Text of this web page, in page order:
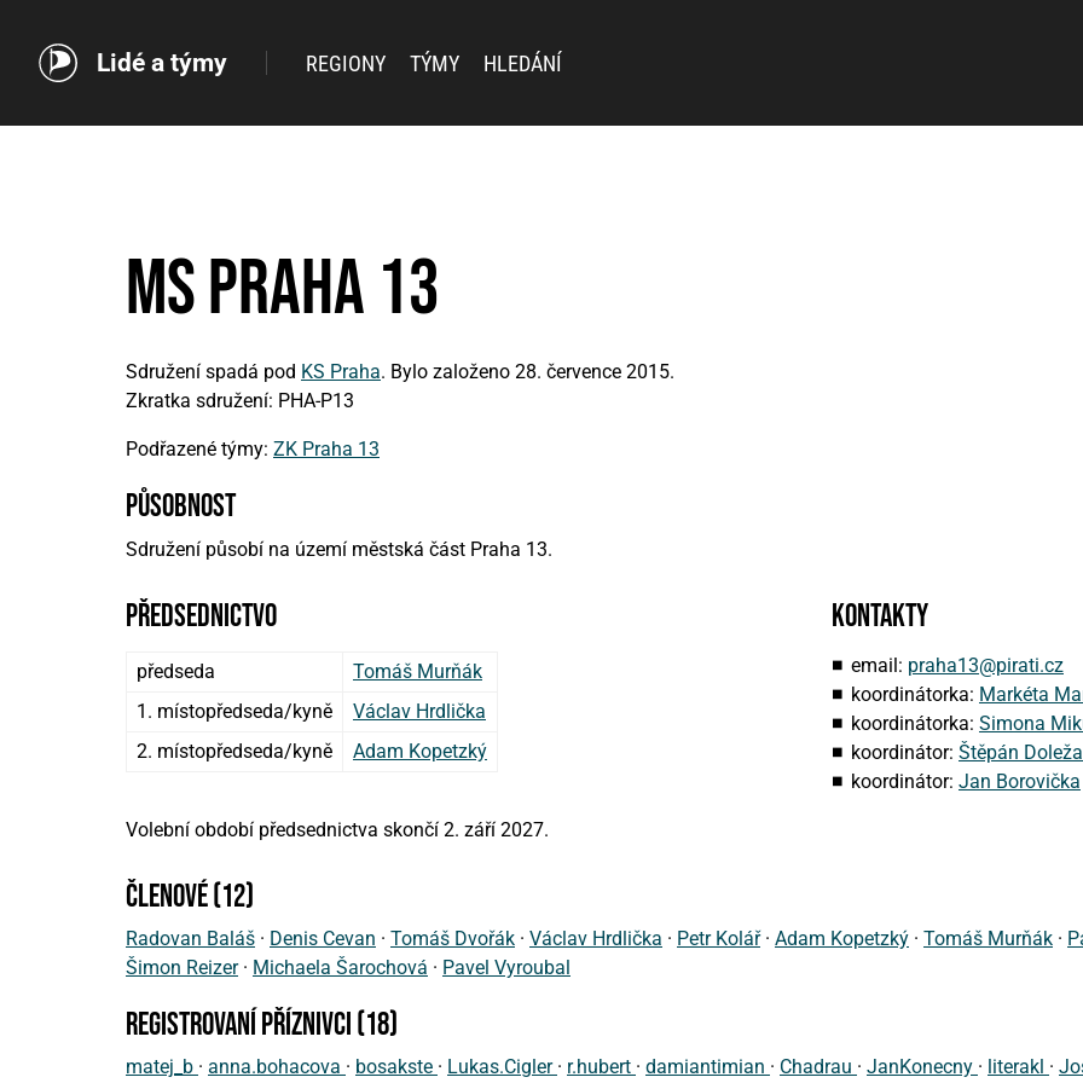
Lidé a týmy REGIONY TÝMY HLEDÁNÍ
MS Praha 13
Sdružení spadá pod KS Praha. Bylo založeno 28. července 2015.
Zkratka sdružení: PHA-P13
Podřazené týmy: ZK Praha 13
působnost
Sdružení působí na území městská část Praha 13.
předsednictvo
předseda
Tomáš Murňák
1. místopředseda/kyně
Václav Hrdlička
2. místopředseda/kyně
Adam Kopetzký
Kontakty
email: praha13@pirati.cz
koordinátorka: Markéta
koordinátorka: Simona
koordinátor: Štěpán
koordinátor: Jan Borovička
Volební období předsednictva skončí 2. září 2027.
členové (12)
Radovan Baláš · Denis Cevan · Tomáš Dvořák · Václav Hrdlička · Petr Kolář· Adam Kopetzký · Tomáš Murňák ·
Šimon Reizer· Michaela Šarochová · Pavel Vyroubal
registrovaní příznivci (18)
matej_b · anna.bohacova · bosakste · Lukas.Cigler · r.hubert · damiantimian · Chadrau · JanKonecny · literakl ·